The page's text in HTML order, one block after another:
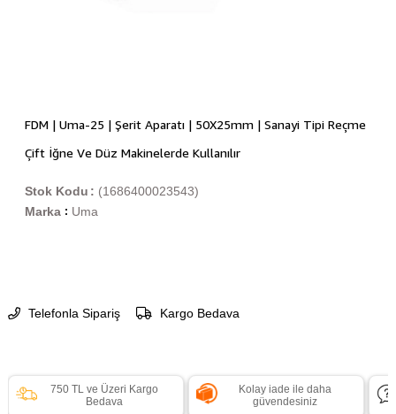
FDM | Uma-25 | Şerit Aparatı | 50X25mm | Sanayi Tipi Reçme
Çift İğne Ve Düz Makinelerde Kullanılır
(1686400023543)
Stok Kodu
Marka : Uma
Telefonla Sipariş Kargo Bedava
750 TL ve Üzeri Kargo
Bedava
Kolay iade ile daha
güvendesiniz